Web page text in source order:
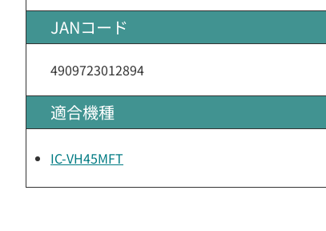
JANコード
4909723012894
適合機種
IC-VH45MFT